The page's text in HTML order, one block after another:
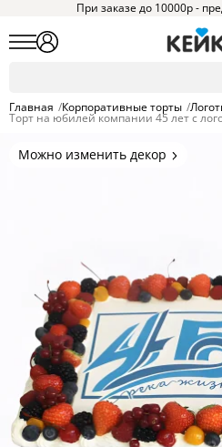
При заказе до 10000р -
Главная /Корпоративные торты /
Торт на юбилей компании 45 лет с
Можно изменить декор